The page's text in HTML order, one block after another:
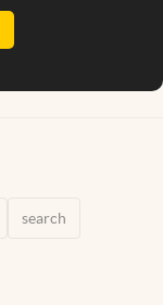
search